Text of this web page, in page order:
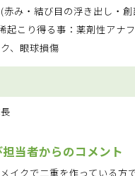
赤み・結び目の浮き出し・
こり得る事：薬剤性アナ
、眼球損傷
当者からのコメント
イクで二重を作っている方